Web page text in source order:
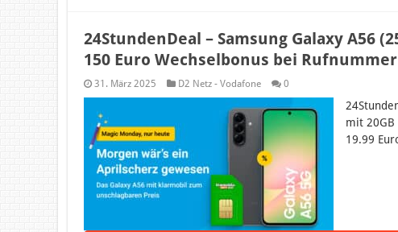
24StundenDeal – Samsung Galaxy A56
150 Euro Wechselbonus bei
31. März 2025 D2 Netz - Vodafone 0
mit 20GB
19.99